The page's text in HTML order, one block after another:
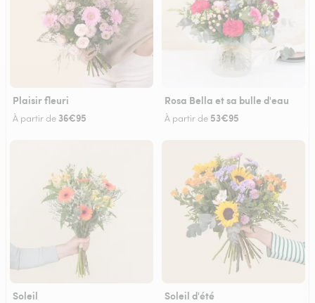
Plaisir fleuri
À partir de 36€95
Rosa Bella et sa bulle d'eau
À partir de 53€95
Soleil Soleil d'été